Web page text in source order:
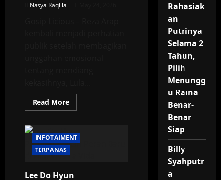
Nasya Raqilla
Read MoreRead
more
Akhirnya
Ikhlas
Lula
“Till
INFOTAIMENT
TERPANAS
Lee Do Hyun
Rahasiak
an
Putrinya
Selama 2
Tahun,
Pilih
Menungg
u Raina
Benar-
Benar
Siap
Billy
Syahputr
a